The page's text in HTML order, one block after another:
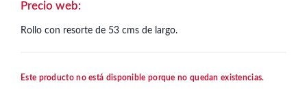
Rollo con resorte de 53 cms de largo.
Este producto no está disponible porque no quedan existencias.